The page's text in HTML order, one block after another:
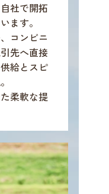
社で開拓
ます。
コンビニ
先へ直接
給とスピ
柔軟な提